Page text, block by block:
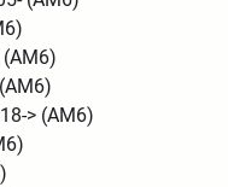
(AM6)
> (AM6)